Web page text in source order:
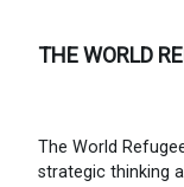
THE WORLD
The World
strategic thinking